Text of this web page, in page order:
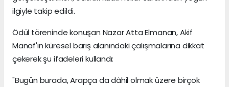
ilgiyle takip edildi.
Ödül töreninde konuşan Nazar Atta Elmanan, Akif
Manaf'ın küresel barış alanındaki çalışmalarına dikkat
çekerek şu ifadeleri kullandı:
"Bugün burada, Arapça da dâhil olmak üzere birçok